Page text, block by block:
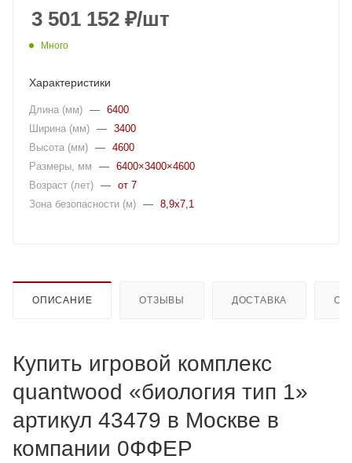
3 501 152 ₽/шт
Много
Характеристики
Длина (мм) — 6400
Ширина (мм) — 3400
Высота (мм) — 4600
Размеры, мм
— 6400×3400×4600
Возраст (лет) — от 7
Зона безопасности (м) — 8,9x7,1
ОПИСАНИЕ ОТЗЫВЫ ДОСТАВКА
Купить игровой комплекс
quantwood «биология тип 1»
артикул 43479 в Москве в
компании 0ФФЕР